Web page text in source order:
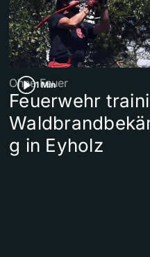
1 Min
Ohne Feuer
Feuerwehr
g in Eyholz